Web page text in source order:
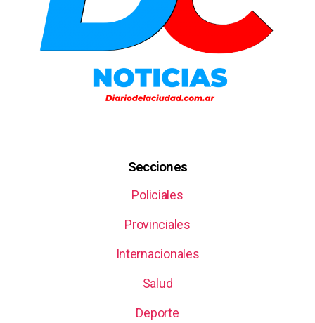
Secciones
Policiales
Provinciales
Internacionales
Salud
Deporte